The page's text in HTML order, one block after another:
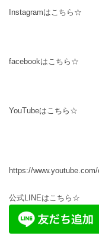
Instagramはこちら☆
facebookはこちら☆
YouTubeはこちら☆
https://
公式LINEはこちら☆